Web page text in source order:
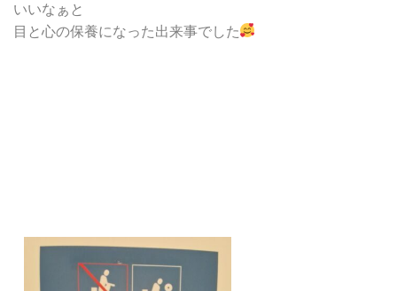
いいなぁと
目と心の保養になった出来事でした